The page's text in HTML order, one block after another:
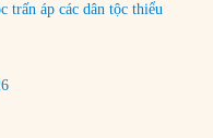
trấn áp các dân tộc thiểu